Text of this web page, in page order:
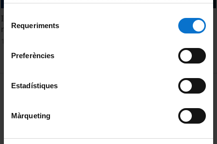
consultar laPolítica de galetes del lloc web de la
de Requeriments
Preferències
Estadístiques
Màrqueting
Implicacions jurídiques de la intel·ligència artificial:
regulació global, drets d'autor i responsabilitat civil
MENÚ PEU 1
Privadesa i termes
Sobre UBtv